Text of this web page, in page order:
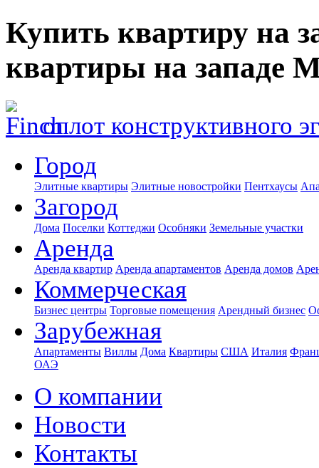
Купить квартиру на
квартиры на западе
оплот конструктивного
Город
Элитные квартиры Элитные новостройки Пентхаусы
Загород
Дома Поселки Коттеджи Особняки Земельные участки
Аренда
Аренда квартир Аренда апартаментов Аренда домов
Коммерческая
Бизнес центры Торговые помещения Арендный бизнес
Зарубежная
Апартаменты Виллы Дома Квартиры США Италия
ОАЭ
О компании
Новости
Контакты